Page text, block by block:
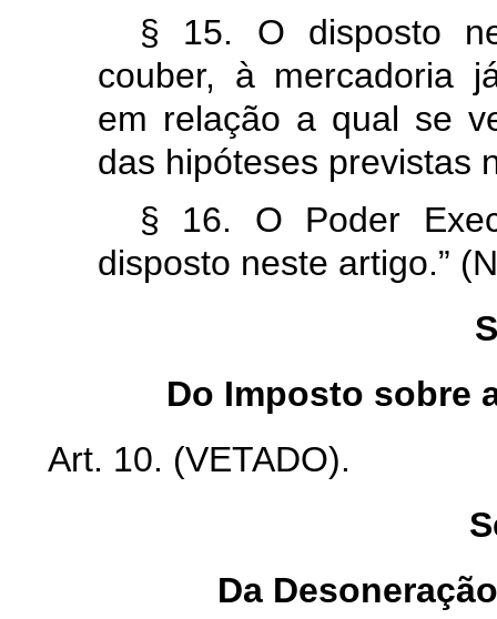
§ 15. O disposto
couber, à mercadoria
em relação a qual se
das hipóteses previstas
§ 16. O Poder
disposto neste artigo.”
Do Imposto sobre
Art. 10. (VETADO).
Da